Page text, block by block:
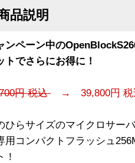
品説明
ンペーン中の
トでさらにお得に！
円 税込 → 39,800円 税
ひらサイズのマイクロサー
用コンパクトフラッシュ
！